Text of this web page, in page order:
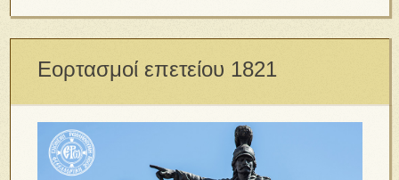
Εορτασμοί επετείου 1821